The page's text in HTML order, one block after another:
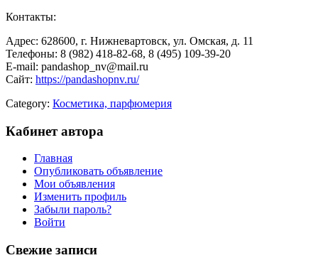
Контакты:
Адрес: 628600, г. Нижневартовск, ул. Омская, д. 11
Телефоны: 8 (982) 418-82-68, 8 (495) 109-39-20
E-mail: pandashop_nv@mail.ru
Сайт: https://pandashopnv.ru/
Category: Косметика, парфюмерия
Кабинет автора
Главная
Опубликовать объявление
Мои объявления
Изменить профиль
Забыли пароль?
Войти
Свежие записи